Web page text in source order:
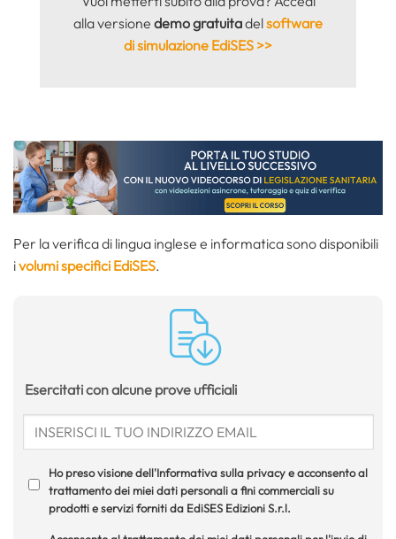
alla versione demo gratuitadelsoftware
di simulazione EdiSES >>
Per la verifica di lingua inglese e informatica sono disponibili
ivolumi specifici EdiSES.
Esercitati con alcune prove ufficiali
Ho preso visione dell'Informativa sulla privacy e acconsento al
trattamento dei miei dati personali a fini commerciali su
prodotti e servizi forniti da EdiSES Edizioni S.r.l.